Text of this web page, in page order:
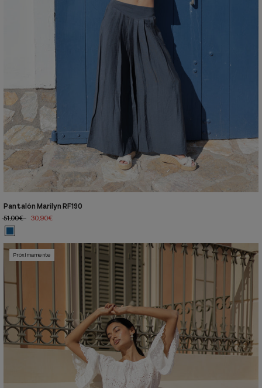
Pantalón Marilyn RF190
51,00€
30,90€
Próximamente